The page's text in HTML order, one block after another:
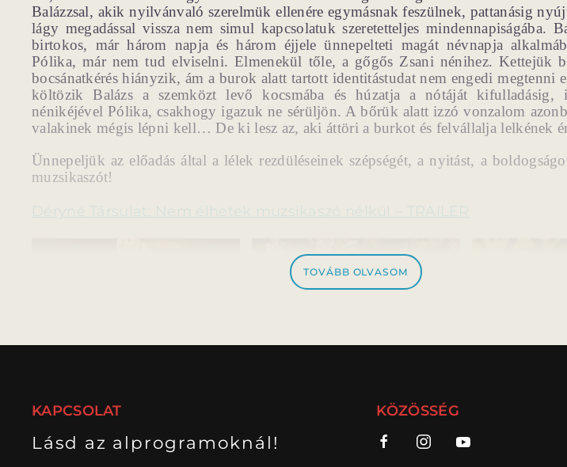
Balázzsal, akik nyilvánvaló szerelmük ellenére egymásnak feszülnek, pattanásig
lágy megadással vissza nem simul kapcsolatuk szeretetteljes mindennapiságába.
birtokos, már három napja és három éjjele ünnepelteti magát névnapja
Pólika, már nem tud elviselni. Elmenekül tőle, a gőgős Zsani nénihez. Kettejük
bocsánatkérés hiányzik, ám a burok alatt tartott identitástudat nem engedi megtenni
költözik Balázs a szemközt levő kocsmába és húzatja a nótáját kifulladásig,
nénikéjével Pólika, csakhogy igazuk ne sérüljön. A bőrük alatt izzó vonzalom
valakinek mégis lépni kell… De ki lesz az, aki áttöri a burkot és felvállalja lelkének
Ünnepeljük az előadás által a lélek rezdüléseinek szépségét, a nyitást, a
muzsikaszót!
Déryné Társulat: Nem élhetek muzsikaszó nélkül – TRAILER
TOVÁBB OLVASOM
KAPCSOLAT
Lásd az alprogramoknál!
KÖZÖSSÉG